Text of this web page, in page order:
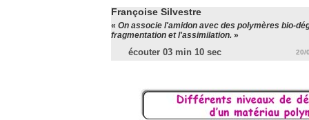
Françoise Silvestre
« On associe l'amidon avec des polymères bio-
fragmentation et l'assimilation. »
écouter 03 min 10 sec 20/